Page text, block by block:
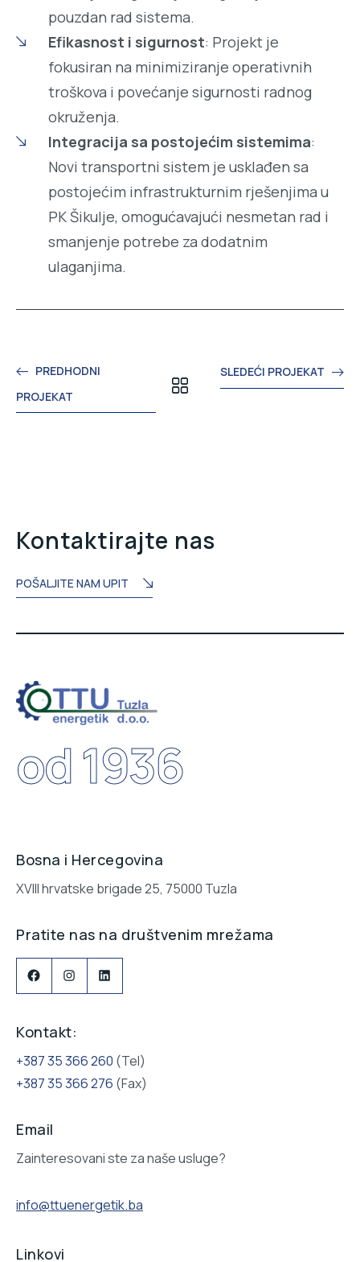
pouzdan rad sistema.
Efikasnost i sigurnost: Projekt je
fokusiran na minimiziranje operativnih
troškova i povećanje sigurnosti radnog
okruženja.
Integracija sa postojećim sistemima:
Novi transportni sistem je usklađen sa
postojećim infrastrukturnim rješenjima u
PK Šikulje, omogućavajući nesmetan rad i
smanjenje potrebe za dodatnim
ulaganjima.
PREDHODNI
PROJEKAT
SLEDEĆI PROJEKAT
Kontaktirajte nas
POŠALJITE NAM UPIT
od 1936
Bosna i Hercegovina
XVIII hrvatske brigade 25, 75000 Tuzla
Pratite nas na društvenim mrežama
Facebook
InstagramLinkedIn
Kontakt:
+387 35 366 260 (Tel)
+387 35 366 276 (Fax)
Email
Zainteresovani ste za naše usluge?
info@ttuenergetik.ba
Linkovi